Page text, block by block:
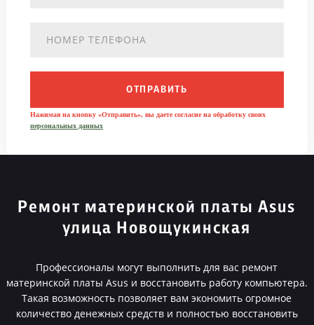
ОТПРАВИТЬ
Нажимая на кнопку «Отправить», вы даете согласие на обработку своих
персональных данных
Ремонт материнской платы Asus
улица Новощукинская
Профессионалы могут выполнить для вас ремонт
материнской платы Asus и восстановить работу компьютера.
Такая возможность позволяет вам экономить огромное
количество денежных средств и полностью восстановить